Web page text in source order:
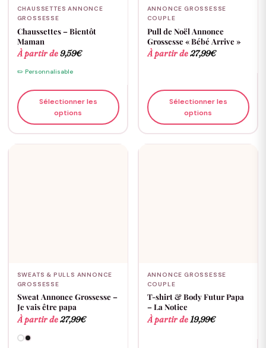
CHAUSSETTES ANNONCE
GROSSESSE
Chaussettes – Bientôt
Maman
À partir de9,59€
✏️ Personnalisable
Sélectionner les
options
ANNONCE GROSSESSE
COUPLE
Pull de Noël Annonce
Grossesse « Bébé Arrive »
À partir de27,99€
Sélectionner les
options
SWEATS & PULLS ANNONCE
GROSSESSE
Sweat Annonce Grossesse –
Je vais être papa
À partir de27,99€
ANNONCE GROSSESSE
COUPLE
T-shirt & Body Futur Papa
– La Notice
À partir de19,99€